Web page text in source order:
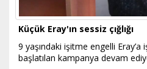
Küçük Eray'ın sessiz çığlığı
9 yaşındaki işitme engelli Eray’a
başlatılan kampanya devam